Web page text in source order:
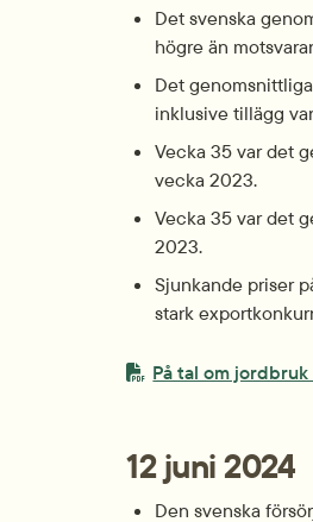
Det svenska
högre än
Det
inklusive tillägg
Vecka 35 var det
vecka 2023.
Vecka 35 var det
2023.
Sjunkande priser
stark
PDF-fil.
På tal om
12 juni 2024
Den svenska